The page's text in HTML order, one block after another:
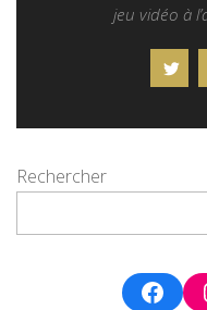
jeu vidéo à
Rechercher